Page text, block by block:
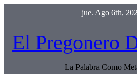
jue. Ago 6th,
El Pregonero
La Palabra Como